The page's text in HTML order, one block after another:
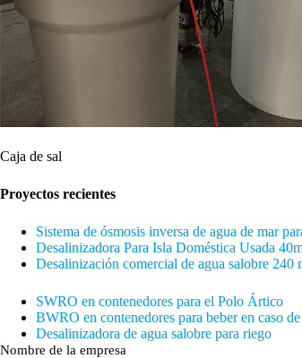
Caja de sal
Proyectos recientes
Sistema de ósmosis inversa de agua de mar
Desalinizadora Para Isla Doméstica Usada 40
Desalinización comercial de agua salobre 240
SWRO en contenedores para el Polo Ártico
BWRO en contenedores para beber en caso de
Desalinizadora de agua salobre para riego
Nombre de la empresa